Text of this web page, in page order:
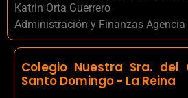
Katrin Orta Guerrero
Administración y Finanzas
Colegio Nuestra Sra. del
Santo Domingo - La Reina